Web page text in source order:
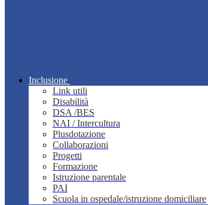
Inclusione
Link utili
Disabilità
DSA /BES
NAI / Intercultura
Plusdotazione
Collaborazioni
Progetti
Formazione
Istruzione parentale
PAI
Scuola in ospedale/istruzione domiciliare